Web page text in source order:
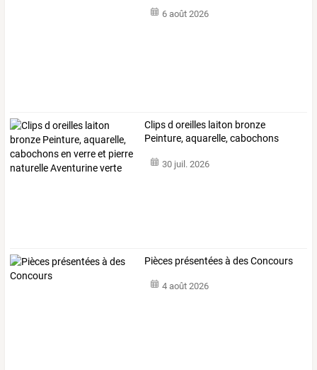
6 août 2026
Clipsd oreilles laiton bronze
Peinture, aquarelle, cabochons
30 juil. 2026
Pièces présentées à des Concours
4 août 2026